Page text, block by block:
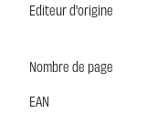
Editeur d'origine
Nombre de page
EAN